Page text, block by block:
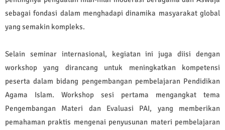
sebagai fondasi dalam menghadapi dinamika masyarakat global
yang semakin kompleks.
Selain seminar internasional, kegiatan ini juga diisi dengan
workshop yang dirancang untuk meningkatkan kompetensi
peserta dalam bidang pengembangan pembelajaran Pendidikan
Agama Islam. Workshop sesi pertama mengangkat tema
Pengembangan Materi dan Evaluasi PAI, yang memberikan
pemahaman praktis mengenai penyusunan materi pembelajaran